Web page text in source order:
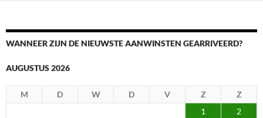
WANNEER ZIJN DE NIEUWSTE AANWINSTEN GEARRIVEERD?
AUGUSTUS 2026
M D W D V Z
Z
1
2